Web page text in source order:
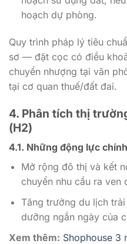
hoạch dự phòng.
Quy trình pháp lý tiêu
sơ — đặt cọc có điều
chuyển nhượng tại văn
tại cơ quan thuế/đất đai.
4. Phân tích thị
(H2)
4.1. Những động lực
Mở rộng đô thị và kết
chuyển nhu cầu ra ven
Tăng trưởng du lịch
dưỡng ngắn ngày của
Xem thêm: Shophouse 3